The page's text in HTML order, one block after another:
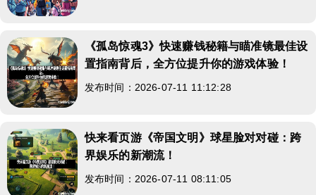
《孤岛惊魂3》快速赚钱秘籍与瞄准镜最佳设
置指南背后，全方位提升你的游戏体验！
发布时间：2026-07-11 11:12:28
快来看页游《帝国文明》球星脸对对碰：跨
界娱乐的新潮流！
发布时间：2026-07-11 08:11:05